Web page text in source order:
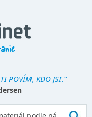
POVÍM, KDO JSI.“